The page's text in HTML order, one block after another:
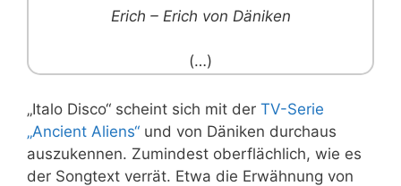
Erich – Erich von Däniken
(…)
„Italo Disco“ scheint sich mit der TV-Serie
„Ancient Aliens“ und von Däniken durchaus
auszukennen. Zumindest oberflächlich, wie es
der Songtext verrät. Etwa die Erwähnung von